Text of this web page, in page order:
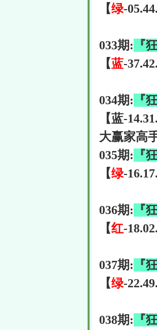
【绿-
033期: 『
【蓝-
034期: 『
【蓝-
大赢家高
035期: 『
【绿-
036期: 『
【红-
037期: 『
【绿-
038期: 『